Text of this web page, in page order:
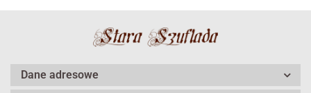
Dane adresowe